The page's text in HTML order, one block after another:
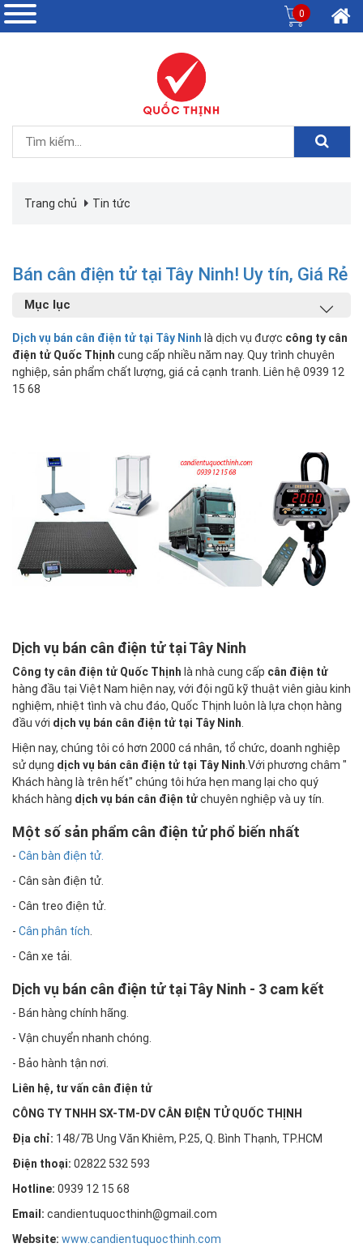
0
Trang chủ Tin tức
Bán cân điện tử tại Tây Ninh! Uy tín, Giá Rẻ
Mục lục
Dịch vụ bán cân điện tử tại Tây Ninh là dịch vụ được công ty cân
điện tử Quốc Thịnh cung cấp nhiều năm nay. Quy trình chuyên
nghiệp, sản phẩm chất lượng, giá cả cạnh tranh. Liên hệ 0939 12
15 68
Dịch vụ bán cân điện tử tại Tây Ninh
Công ty cân điện tử Quốc Thịnh là nhà cung cấp cân điện tử
hàng đầu tại Việt Nam hiện nay, với đội ngũ kỹ thuật viên giàu kinh
nghiệm, nhiệt tình và chu đáo, Quốc Thịnh luôn là lựa chọn hàng
đầu với dịch vụ bán cân điện tử tại Tây Ninh
Hiện nay, chúng tôi có hơn 2000 cá nhân, tổ chức, doanh nghiệp
sử dụng dịch vụ bán cân điện tử tại Tây Ninh .Với phương châm "
Khách hàng là trên hết" chúng tôi hứa hẹn mang lại cho quý
khách hàng dịch vụ bán cân điện tửchuyên nghiệp và uy tín.
Một số sản phẩm cân điện tử phổ biến nhất
- Cân bàn điện tử.
- Cân sàn điện tử.
- Cân treo điện tử.
- Cân phân tích
- Cân xe tải.
Dịch vụ bán cân điện tử tại Tây Ninh - 3 cam kết
- Bán hàng chính hãng.
- Vận chuyển nhanh chóng.
- Bảo hành tận nơi.
Liên hệ, tư vấn cân điện tử
CÔNG TY TNHH SX-TM-DV CÂN ĐIỆN TỬ QUỐC THỊNH
Địa chỉ: 148/7B Ung Văn Khiêm, P.25, Q. Bình Thạnh, TP.HCM
Điện thoại: 02822 532 593
Hotline: 0939 12 15 68
Email: candientuquocthinh@gmail.com
Website: www.candientuquocthinh.com